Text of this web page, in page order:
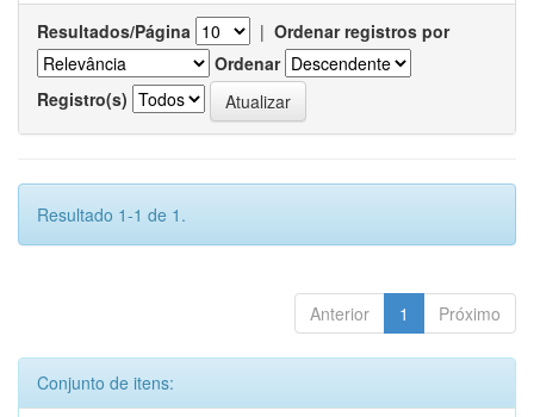
Resultados/Página | Ordenar registros por
Ordenar
Registro(s)
Resultado 1-1 de 1.
Anterior 1 Próximo
Conjunto de itens: